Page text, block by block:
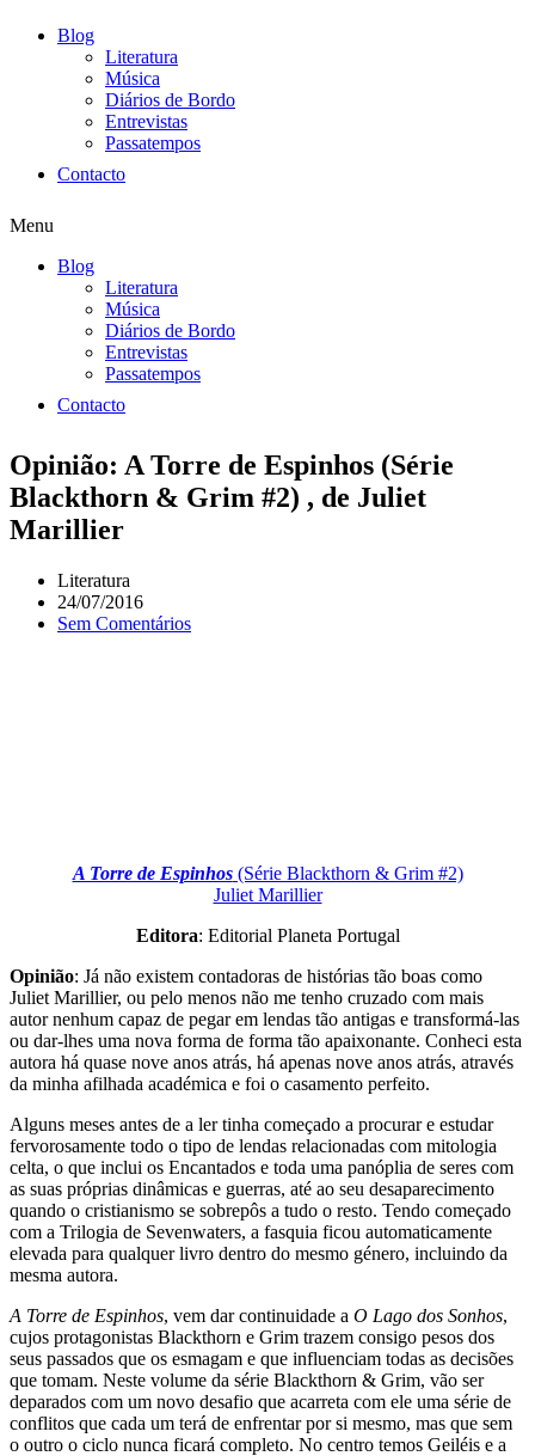
Blog
Literatura
Música
Diários de Bordo
Entrevistas
Passatempos
Contacto
Menu
Blog
Literatura
Música
Diários de Bordo
Entrevistas
Passatempos
Contacto
Opinião: A Torre de Espinhos (Série
Blackthorn & Grim #2) , de Juliet
Marillier
Literatura
24/07/2016
Sem Comentários
A Torre de Espinhos(Série Blackthorn & Grim #2)
Juliet Marillier
Editora: Editorial Planeta Portugal
Opinião: Já não existem contadoras de histórias tão boas como
Juliet Marillier, ou pelo menos não me tenho cruzado com mais
autor nenhum capaz de pegar em lendas tão antigas e transformá-las
ou dar-lhes uma nova forma de forma tão apaixonante. Conheci esta
autora há quase nove anos atrás, há apenas nove anos atrás, através
da minha afilhada académica e foi o casamento perfeito.
Alguns meses antes de a ler tinha começado a procurar e estudar
fervorosamente todo o tipo de lendas relacionadas com mitologia
celta, o que inclui os Encantados e toda uma panóplia de seres com
as suas próprias dinâmicas e guerras, até ao seu desaparecimento
quando o cristianismo se sobrepôs a tudo o resto. Tendo começado
com a Trilogia de Sevenwaters, a fasquia ficou automaticamente
elevada para qualquer livro dentro do mesmo género, incluindo da
mesma autora.
A Torre de Espinhos, vem dar continuidade a O Lago dos Sonhos,
cujos protagonistas Blackthorn e Grim trazem consigo pesos dos
seus passados que os esmagam e que influenciam todas as decisões
que tomam. Neste volume da série Blackthorn & Grim, vão ser
deparados com um novo desafio que acarreta com ele uma série de
conflitos que cada um terá de enfrentar por si mesmo, mas que sem
o outro o ciclo nunca ficará completo. No centro temos Geiléis e a